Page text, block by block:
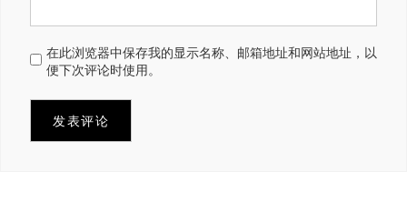
在此浏览器中保存我的显示名称、邮箱地址和网站地址，以
便下次评论时使用。